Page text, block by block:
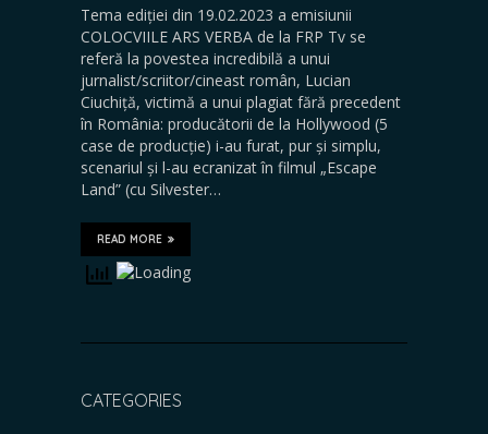
Tema ediției din 19.02.2023 a emisiunii
COLOCVIILE ARS VERBA de la FRP Tv se
referă la povestea incredibilă a unui
jurnalist/scriitor/cineast român, Lucian
Ciuchiță, victimă a unui plagiat fără precedent
în România: producătorii de la Hollywood (5
case de producție) i-au furat, pur și simplu,
scenariul și l-au ecranizat în filmul „Escape
Land” (cu Silvester…
READ MORE
CATEGORIES